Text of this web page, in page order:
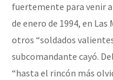
fuertemente para venir a
de enero de 1994, en
otros “soldados
subcomandante cayó.
“hasta el rincón más